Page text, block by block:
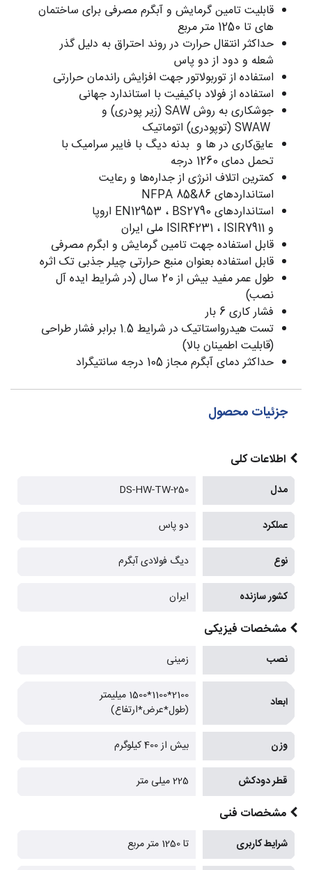
قابلیت تامین گرمایش و آبگرم مصرفی برای ساختمان
های تا 1250 متر مربع
حداکثر انتقال حرارت در روند احتراق به دلیل گذر
شعله و دود از دو پاس
استفاده از توربولاتور جهت افزایش راندمان حرارتی
استفاده از فولاد باکیفیت با استاندارد جهانی
جوشکاری به روش SAW (زیر پودری) و
عایق‌کاری در ها و بدنه دیگ با فایبر سرامیک با
تحمل دمای 1260 درجه
کمترین اتلاف انرژی از جداره‌ها و رعایت
استاندارد‌های NFPA 85&86
استانداردهای EN12953 ، BS2790 اروپا
و ISIR4231 ، ISIR7911 ملی ایران
قابل استفاده جهت تامین گرمایش و ابگرم مصرفی
قابل استفاده بعنوان منبع حرارتی چیلر جذبی تک اثره
طول عمر مفید بیش از 20 سال (در شرایط ایده آل
نصب)
فشار کاری 6 بار
تست هیدرواستاتیک در شرایط 1.5 برابر فشار طراحی
(قابلیت اطمینان بالا)
حداکثر دمای آبگرم مجاز 105 درجه سانتیگراد
جزئیات محصول
اطلاعات کلی
مدل DS-HW-TW-250
عملکرد دو پاس
نوع دیگ فولادی آبگرم
کشور سازنده ایران
مشخصات فیزیکی
نصب زمینی
ابعاد
2100*1100*1500 میلیمتر
(طول*عرض*ارتفاع)
وزن بیش از 400 کیلوگرم
قطر دودکش 225 میلی متر
مشخصات فنی
شرایط کاربری تا 1250 متر مربع